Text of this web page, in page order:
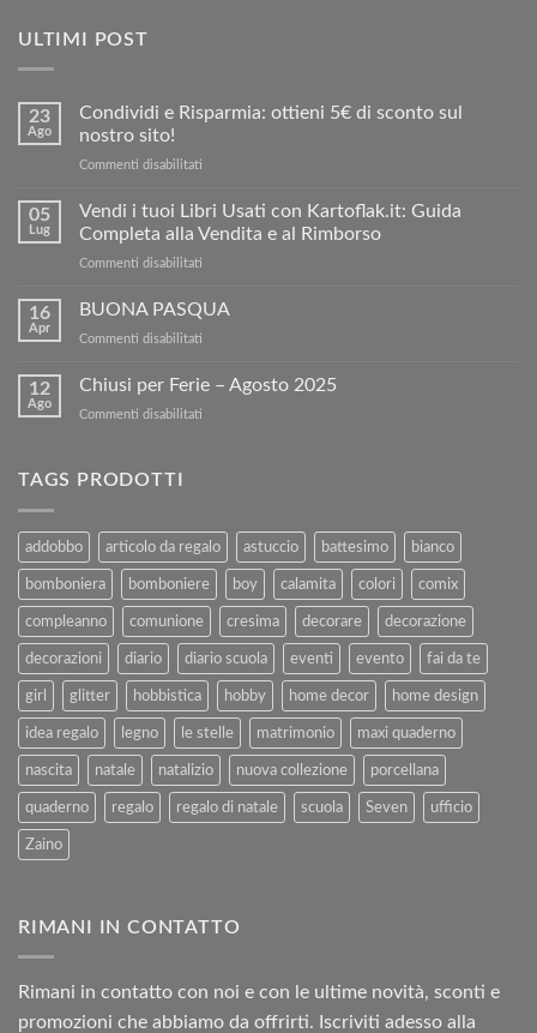
ULTIMI POST
23
Ago
Condividi e Risparmia: ottieni 5€ di sconto sul
nostro sito!
Commenti disabilitati
Risparmia:
sconto
05
Lug
Vendi i tuoi Libri Usati con Kartoflak.it: Guida
Completa alla Vendita e al Rimborso
Commenti disabilitati
i
tuoi
con
Rimborso
16
Apr
BUONA PASQUA
Commenti disabilitati
PASQUA
12
Ago
Chiusi per Ferie – Agosto 2025
Commenti disabilitati
2025
TAGS PRODOTTI
addobbo articolo da regalo astuccio battesimo bianco
bomboniera bomboniere boy calamita colori comix
compleanno comunione cresima decorare decorazione
decorazioni diario diario scuola eventi evento fai da te
girl glitter hobbistica hobby home decor home design
idea regalo legno le stelle matrimonio maxi quaderno
nascita natale natalizio nuova collezione porcellana
quaderno regalo regalo di natale scuola Seven ufficio
Zaino
RIMANI IN CONTATTO
Rimani in contatto con noi e con le ultime novità, sconti e
promozioni che abbiamo da offrirti. Iscriviti adesso alla